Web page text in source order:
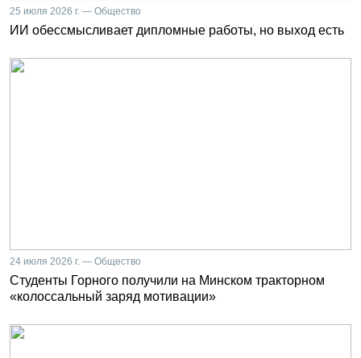
25 июля 2026 г. — Общество
ИИ обессмысливает дипломные работы, но выход есть
24 июля 2026 г. — Общество
Студенты Горного получили на Минском тракторном
«колоссальный заряд мотивации»